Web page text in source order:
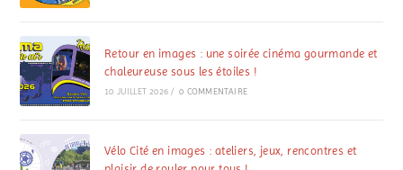
Retour en images : une soirée cinéma gourmande et
chaleureuse sous les étoiles !
10 JUILLET 2026 / 0 COMMENTAIRE
Vélo Cité en images : ateliers, jeux, rencontres et